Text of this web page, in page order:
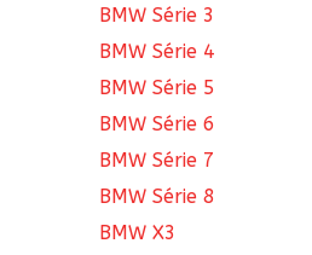
BMW Série 3
BMW Série 4
BMW Série 5
BMW Série 6
BMW Série 7
BMW Série 8
BMW X3